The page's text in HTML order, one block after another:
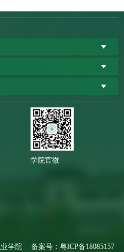
学院官微
业学院 备案号： 粤ICP备18085157